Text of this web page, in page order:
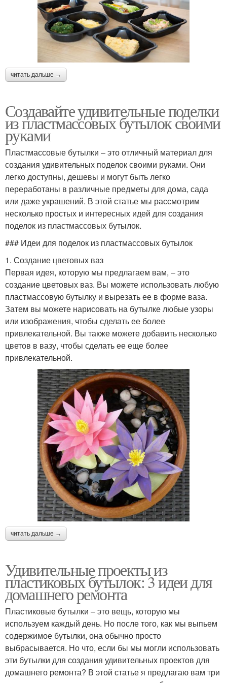
читать дальше →
Создавайте удивительные поделки
из пластмассовых бутылок своими
руками
Пластмассовые бутылки – это отличный материал для
создания удивительных поделок своими руками. Они
легко доступны, дешевы и могут быть легко
переработаны в различные предметы для дома, сада
или даже украшений. В этой статье мы рассмотрим
несколько простых и интересных идей для создания
поделок из пластмассовых бутылок.
### Идеи для поделок из пластмассовых бутылок
1. Создание цветовых ваз
Первая идея, которую мы предлагаем вам, – это
создание цветовых ваз. Вы можете использовать любую
пластмассовую бутылку и вырезать ее в форме ваза.
Затем вы можете нарисовать на бутылке любые узоры
или изображения, чтобы сделать ее более
привлекательной. Вы также можете добавить несколько
цветов в вазу, чтобы сделать ее еще более
привлекательной.
читать дальше →
Удивительные проекты из
пластиковых бутылок: 3 идеи для
домашнего ремонта
Пластиковые бутылки – это вещь, которую мы
используем каждый день. Но после того, как мы выпьем
содержимое бутылки, она обычно просто
выбрасывается. Но что, если бы мы могли использовать
эти бутылки для создания удивительных проектов для
домашнего ремонта? В этой статье я предлагаю вам три